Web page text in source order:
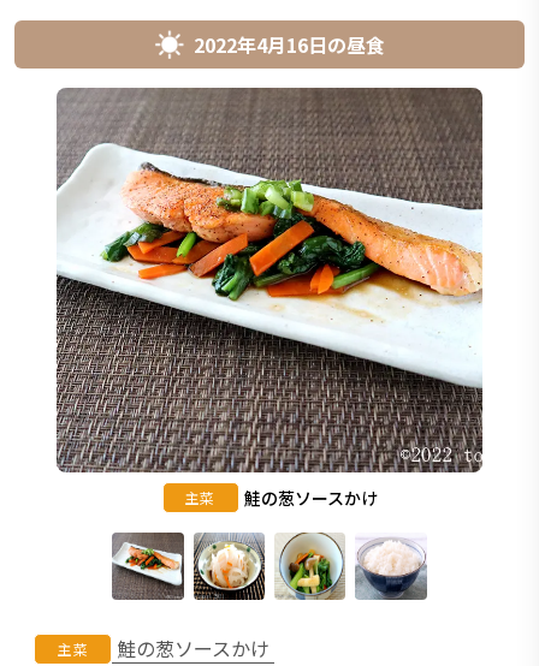
2022年4月16日の昼食
主菜 鮭の葱ソースかけ
主菜 鮭の葱ソースかけ